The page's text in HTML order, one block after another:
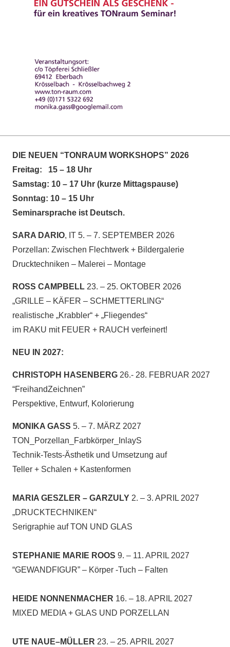
DIE NEUEN “TONRAUM WORKSHOPS” 2026
Freitag: 15 – 18 Uhr
Samstag: 10 – 17 Uhr (kurze Mittagspause)
Sonntag: 10 – 15 Uhr
Seminarsprache ist Deutsch.
SARA DARIO, IT 5. – 7. SEPTEMBER 2026
Porzellan: Zwischen Flechtwerk + Bildergalerie
Drucktechniken – Malerei – Montage
ROSS CAMPBELL 23. – 25. OKTOBER 2026
„GRILLE – KÄFER – SCHMETTERLING“
realistische „Krabbler“ + „Fliegendes“
im RAKU mit FEUER + RAUCH verfeinert!
NEU IN 2027:
CHRISTOPH HASENBERG 26.- 28. FEBRUAR 2027
“FreihandZeichnen”
Perspektive, Entwurf, Kolorierung
MONIKA GASS 5. – 7. MÄRZ 2027
TON_Porzellan_Farbkörper_InlayS
Technik-Tests-Ästhetik und Umsetzung auf
Teller + Schalen + Kastenformen
MARIA GESZLER – GARZULY 2. – 3. APRIL 2027
„DRUCKTECHNIKEN“
Serigraphie auf TON UND GLAS
STEPHANIE MARIE ROOS 9. – 11. APRIL 2027
“GEWANDFIGUR” – Körper -Tuch – Falten
HEIDE NONNENMACHER 16. – 18. APRIL 2027
MIXED MEDIA + GLAS UND PORZELLAN
UTE NAUE–MÜLLER 23. – 25. APRIL 2027